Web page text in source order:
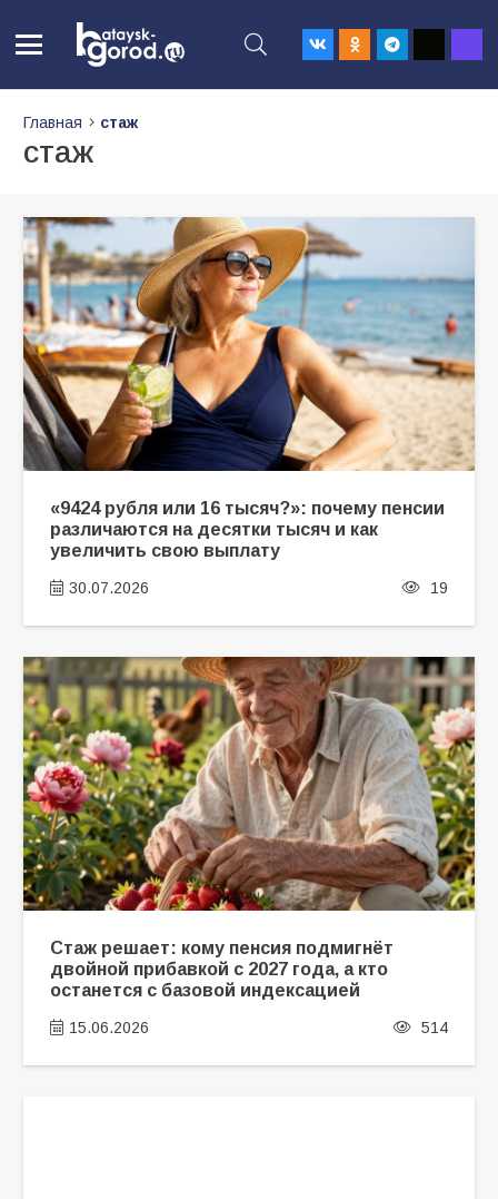
Главная стаж
стаж
«9424 рубля или 16 тысяч?»: почему пенсии
различаются на десятки тысяч и как
увеличить свою выплату
30.07.2026 19
Стаж решает: кому пенсия подмигнёт
двойной прибавкой с 2027 года, а кто
останется с базовой индексацией
15.06.2026 514